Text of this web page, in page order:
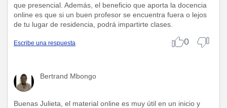
que presencial. Además, el beneficio que aporta la docencia
online es que si un buen profesor se encuentra fuera o lejos
de tu lugar de residencia, podrá impartirte clases.
Escribe una respuesta 0
Bertrand Mbongo
Buenas Julieta, el material online es muy útil en un inicio y